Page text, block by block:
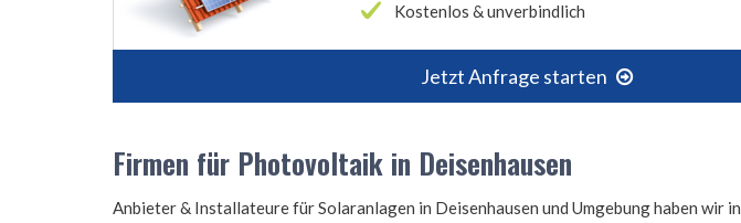
Kostenlos & unverbindlich
Jetzt Anfrage starten
Firmen für Photovoltaik in Deisenhausen
Anbieter & Installateure für Solaranlagen in Deisenhausen und Umgebung haben wir in